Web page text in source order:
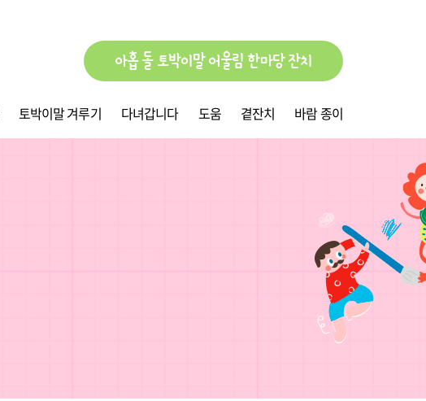
아홉 돌 토박이말 어울림 한마당 잔치
토박이말 겨루기 다녀갑니다 도움 곁잔치 바람 종이